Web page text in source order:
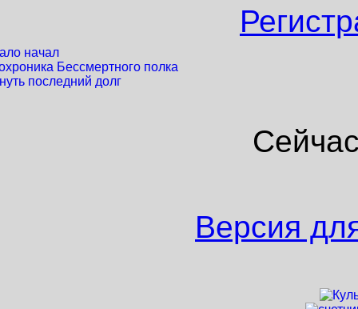
начал
Бессмертного полка
последний долг
Версия